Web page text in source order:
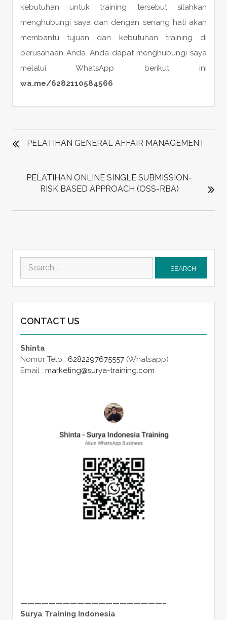
kebutuhan untuk training tersebut silahkan
menghubungi saya dan dengan senang hati akan
membantu tujuan dan kebutuhan training di
perusahaan Anda. Anda dapat menghubungi saya
melalui WhatsApp berikut ini
wa.me/6282110584566
POST
NAVIGATION
PELATIHAN GENERAL AFFAIR MANAGEMENT
PELATIHAN ONLINE SINGLE SUBMISSION-
RISK BASED APPROACH (OSS-RBA)
Search
for:
CONTACT US
Shinta
Nomor Telp : 6282297675557(Whatsapp)
Email : marketing@surya-training.com
————————————————————–
Surya Training Indonesia